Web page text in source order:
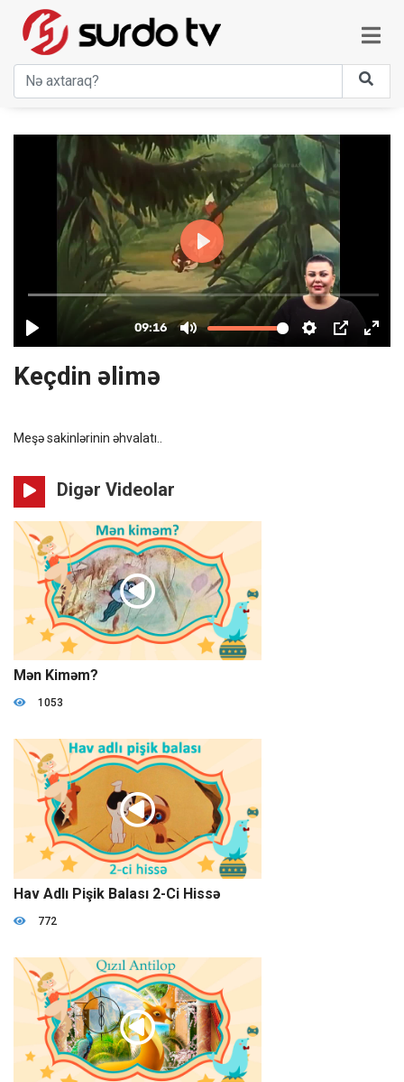
Keçdin əlimə
Meşə sakinlərinin əhvalatı..
Digər Videolar
Mən Kiməm?
1053
09:30
Hav Adlı Pişik Balası 2-Ci Hissə
772